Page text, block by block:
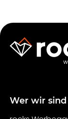
Wer wir sind